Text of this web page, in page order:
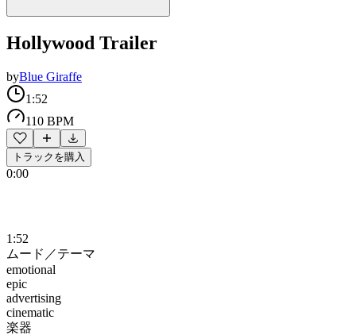
Hollywood Trailer
byBlue Giraffe
1:52
110 BPM
トラックを購入
0:00
1:52
ムード／テーマ
emotional
epic
advertising
cinematic
楽器